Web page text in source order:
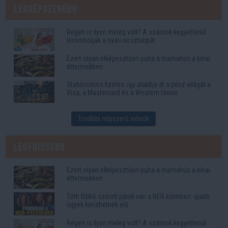
Régen is ilyen meleg volt? A számok kegyetlenül
lerombolják a nyári nosztalgiát
Ezért olyan elképesztően puha a marhahús a kínai
éttermekben
Stabilcoinos fizetés: így alakítja át a pénz világát a
Visa, a Mastercard és a Western Union
További népszerű videók
Ezért olyan elképesztően puha a marhahús a kínai
éttermekben
Tóth Ildikó szerint pánik van a NER köreiben: újabb
ügyek kerülhetnek elő
Régen is ilyen meleg volt? A számok kegyetlenül